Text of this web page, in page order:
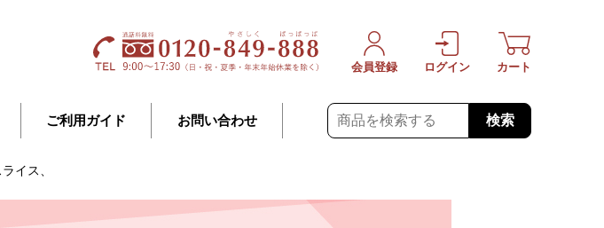
ご利用ガイド お問い合わせ 検索
会員登録 ログイン カート
イス、